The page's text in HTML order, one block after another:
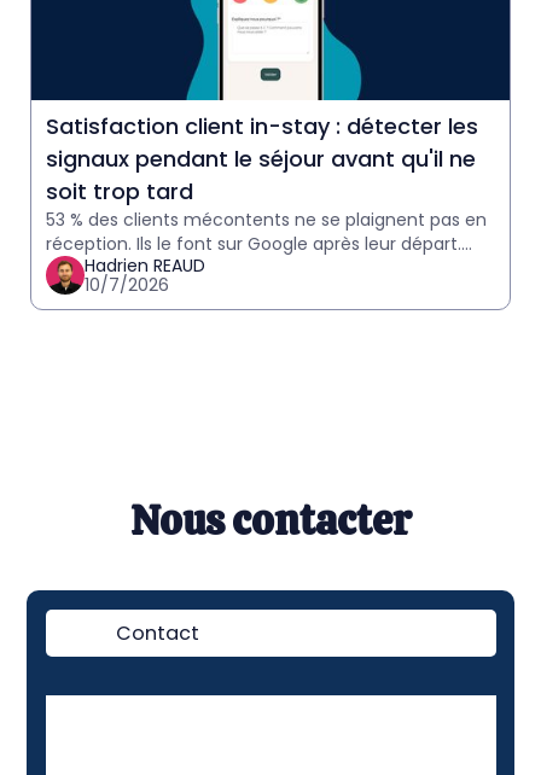
Satisfaction client in-stay : détecter les
signaux pendant le séjour avant qu'il ne
soit trop tard
53 % des clients mécontents ne se plaignent pas en
réception. Ils le font sur Google après leur départ.
Comment détecter les signaux in-stay et agir avant
qu'il
Hadrien REAUD
10/7/2026
Nous contacter
Contact